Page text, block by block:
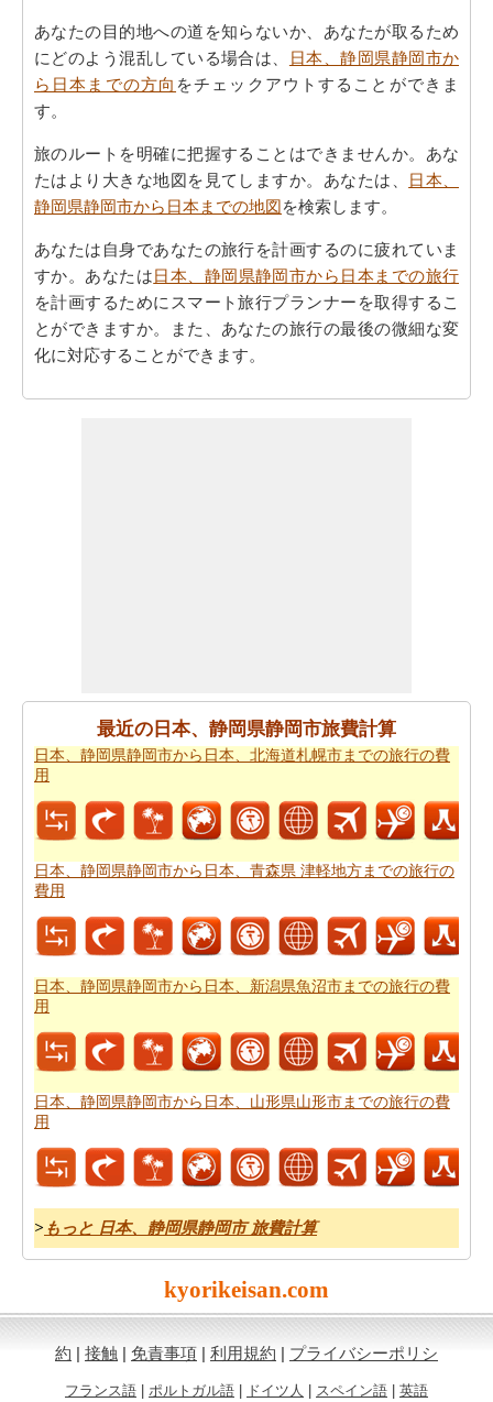
あなたの目的地への道を知らないか、あなたが取るため
にどのよう混乱している場合は、
日本、静岡県静岡市か
ら日本までの方向 をチェックアウトすることができま
す。
旅のルートを明確に把握することはできませんか。あな
たはより大きな地図を見てしますか。あなたは、
日本、
静岡県静岡市から日本までの地図を検索します。
あなたは自身であなたの旅行を計画するのに疲れていま
すか。あなたは日本、静岡県静岡市から日本までの旅行
を計画するためにスマート旅行プランナーを取得するこ
とができますか。また、あなたの旅行の最後の微細な変
化に対応することができます。
また、あなたは目的地に到達した後、別の活動を計画す
ることができます。
あなたは道路で旅行すると停止点やあなたの旅行の途中
静岡県静岡市から日本までの道路ルートプランを計画
し、あなたのルートプランナーを使用することができま
す。
最近の日本、静岡県静岡市旅費計算
日本、静岡県静岡市から日本、北海道札幌市までの旅行の費
用
日本、静岡県静岡市から日本、青森県 津軽地方までの旅行の
費用
日本、静岡県静岡市から日本、新潟県魚沼市までの旅行の費
用
日本、静岡県静岡市から日本、山形県山形市までの旅行の費
用
> もっと 日本、静岡県静岡市 旅費計算
kyorikeisan.com
約 | 接触 | 免責事項 | 利用規約 | プライバシーポリシ
フランス語 | ポルトガル語 | ドイツ人 | スペイン語 | 英語